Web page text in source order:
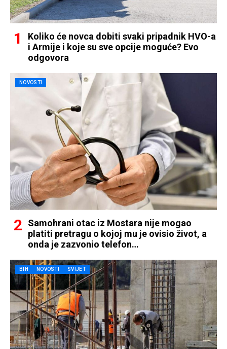
Koliko će novca dobiti svaki pripadnik HVO-a
i Armije i koje su sve opcije moguće? Evo
odgovora
NOVOSTI
Samohrani otac iz Mostara nije mogao
platiti pretragu o kojoj mu je ovisio život, a
onda je zazvonio telefon…
BIH NOVOSTI SVIJET